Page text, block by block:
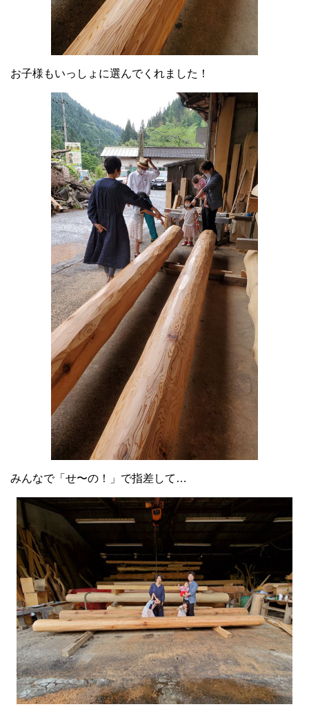
お子様もいっしょに選んでくれました！
みんなで「せ〜の！」で指差して…